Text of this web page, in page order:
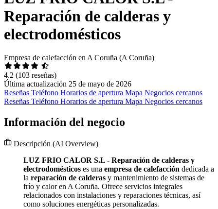
Reparación de calderas y
electrodomésticos
Empresa de calefacción en A Coruña (A Coruña)
4.2 (103 reseñas)
Última actualización 25 de mayo de 2026
Reseñas Teléfono Horarios de apertura Mapa Negocios cercanos
Reseñas Teléfono Horarios de apertura Mapa Negocios cercanos
Información del negocio
Descripción (AI Overview)
LUZ FRIO CALOR S.L - Reparación de calderas y
electrodomésticos es una empresa de calefacción dedicada a
la reparación de calderas y mantenimiento de sistemas de
frío y calor en A Coruña. Ofrece servicios integrales
relacionados con instalaciones y reparaciones técnicas, así
como soluciones energéticas personalizadas.